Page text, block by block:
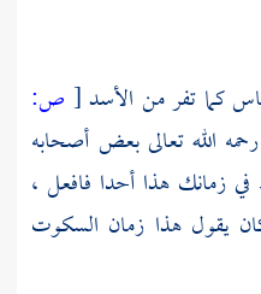
كما تفر من الأسد[ ص:
رحمه الله تعالى بعض أصحابه
زمانك هذا أحدا فافعل ،
يقول هذا زمان السكوت